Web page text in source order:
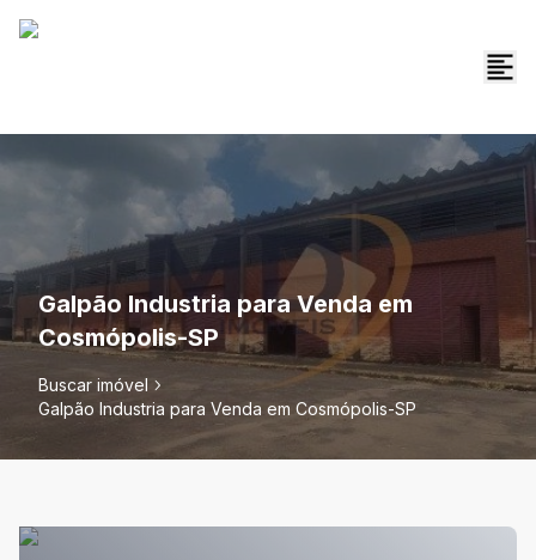
Galpão Industria para Venda em
Cosmópolis-SP
Buscar imóvel
Galpão Industria para Venda em Cosmópolis-SP